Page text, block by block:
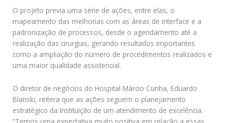
O projeto previa uma série de ações, entre elas, o
mapeamento das melhorias com as áreas de interface e a
padronização de processos, desde o agendamento até a
realização das cirurgias, gerando resultados importantes
como a ampliação do número de procedimentos realizados e
uma maior qualidade assistencial.
O diretor de negócios do Hospital Márcio Cunha, Eduardo
Blanski, reitera que as ações seguem o planejamento
estratégico da Instituição de um atendimento de excelência.